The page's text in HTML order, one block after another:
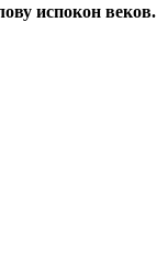
испокон веков.